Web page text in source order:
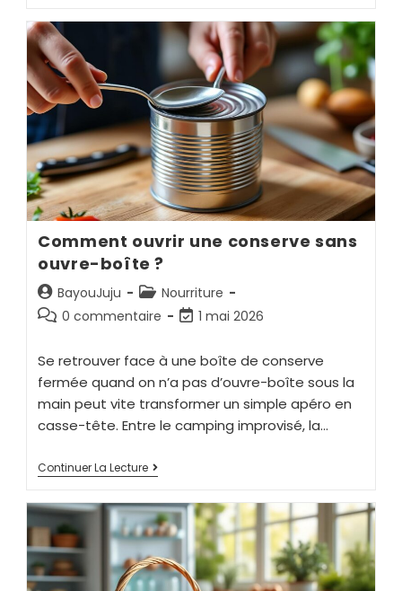
Comment ouvrir une conserve sans
ouvre-boîte ?
BayouJuju
Nourriture
0 commentaire
1 mai 2026
Se retrouver face à une boîte de conserve
fermée quand on n’a pas d’ouvre-boîte sous la
main peut vite transformer un simple apéro en
casse-tête. Entre le camping improvisé, la…
Continuer La Lecture